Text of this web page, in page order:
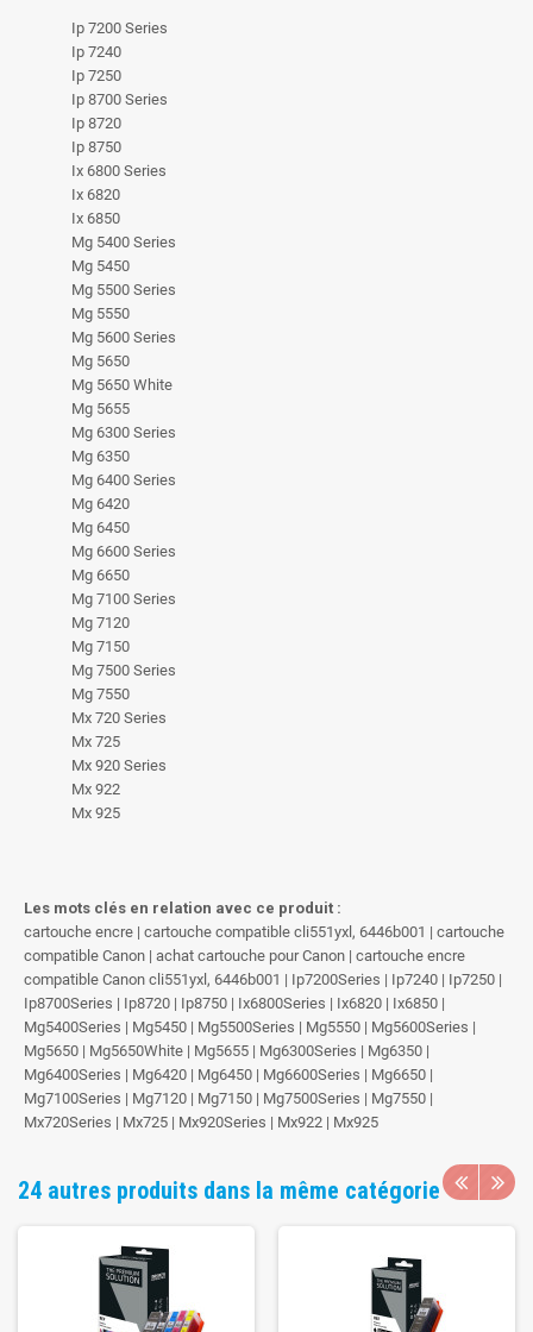
Ip 7200 Series
Ip 7240
Ip 7250
Ip 8700 Series
Ip 8720
Ip 8750
Ix 6800 Series
Ix 6820
Ix 6850
Mg 5400 Series
Mg 5450
Mg 5500 Series
Mg 5550
Mg 5600 Series
Mg 5650
Mg 5650 White
Mg 5655
Mg 6300 Series
Mg 6350
Mg 6400 Series
Mg 6420
Mg 6450
Mg 6600 Series
Mg 6650
Mg 7100 Series
Mg 7120
Mg 7150
Mg 7500 Series
Mg 7550
Mx 720 Series
Mx 725
Mx 920 Series
Mx 922
Mx 925
Les mots clés en relation avec ce produit :
cartouche encre | cartouche compatible cli551yxl, 6446b001 | cartouche
compatible Canon | achat cartouche pour Canon | cartouche encre
compatible Canon cli551yxl, 6446b001 | Ip7200Series | Ip7240 | Ip7250 |
Ip8700Series | Ip8720 | Ip8750 | Ix6800Series | Ix6820 | Ix6850 |
Mg5400Series | Mg5450 | Mg5500Series | Mg5550 | Mg5600Series |
Mg5650 | Mg5650White | Mg5655 | Mg6300Series | Mg6350 |
Mg6400Series | Mg6420 | Mg6450 | Mg6600Series | Mg6650 |
Mg7100Series | Mg7120 | Mg7150 | Mg7500Series | Mg7550 |
Mx720Series | Mx725 | Mx920Series | Mx922 | Mx925
24 autres produits dans la même catégorie